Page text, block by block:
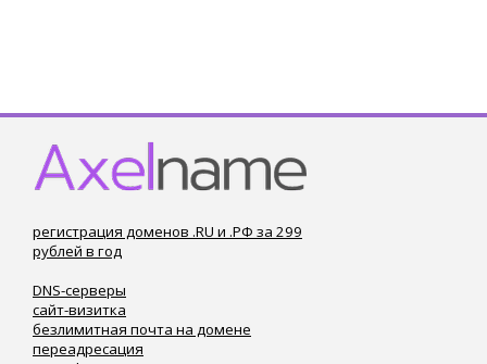
регистрация доменов .RU и .РФ за 299
рублей в год
DNS-серверы
сайт-визитка
безлимитная почта на домене
переадресация